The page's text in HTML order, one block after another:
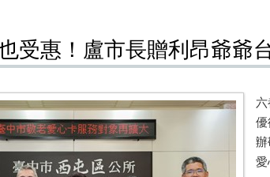
受惠！盧市長贈利昂爺爺
優
辦
愛